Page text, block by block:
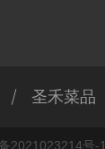
圣禾菜品
2021023214号-1